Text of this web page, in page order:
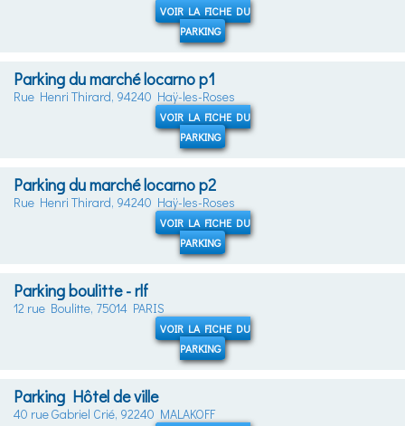
VOIR LA FICHE DU
PARKING
Parking du marché locarno p1
Rue Henri Thirard, 94240 Haÿ-les-Roses
VOIR LA FICHE DU
PARKING
Parking du marché locarno p2
Rue Henri Thirard, 94240 Haÿ-les-Roses
VOIR LA FICHE DU
PARKING
Parking boulitte - rlf
12 rue Boulitte, 75014 PARIS
VOIR LA FICHE DU
PARKING
Parking Hôtel de ville
40 rue Gabriel Crié, 92240 MALAKOFF